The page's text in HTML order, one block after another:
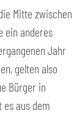
Mitte zwischen
ein anderes
Jahr
gelten also
Bürger in
es aus dem